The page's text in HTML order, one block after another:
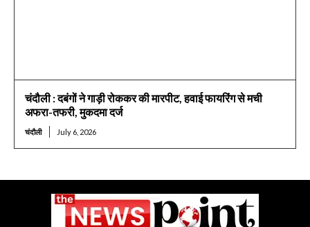
चंदौली : दबंगों ने गाड़ी रोककर की मारपीट, हवाई फायरिंग से मची
अफरा-तफरी, मुकदमा दर्ज
चंदौली July 6, 2026